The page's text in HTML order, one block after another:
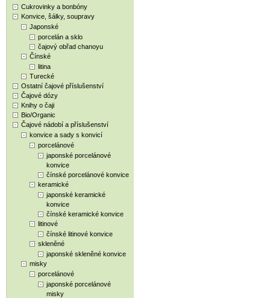
Cukrovinky a bonbóny
Konvice, šálky, soupravy
Japonské
porcelán a sklo
čajový obřad chanoyu
Čínské
litina
Turecké
Ostatní čajové příslušenství
Čajové dózy
Knihy o čaji
Bio/Organic
Čajové nádobí a příslušenství
konvice a sady s konvicí
porcelánové
japonské porcelánové
konvice
čínské porcelánové konvice
keramické
japonské keramické
konvice
čínské keramické konvice
litinové
čínské litinové konvice
skleněné
japonské skleněné konvice
misky
porcelánové
japonské porcelánové
misky